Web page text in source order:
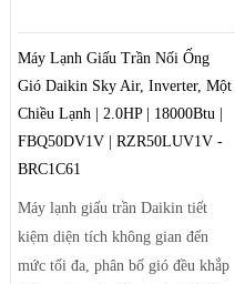
giúp điều tiết luồng gió ra khỏi
máy theo luồng tối ưu và trải rộng
để khí mát có thể đến tận những
góc phòng xa nhất.
Máy Lạnh Giấu Trần Nối Ống
Gió Daikin Sky Air, Inverter, Một
Chiều Lạnh | 2.0HP | 18000Btu |
FBQ50DV1V | RZR50LUV1V -
BRC1C61
Máy lạnh giấu trần Daikin tiết
kiệm diện tích không gian đến
mức tối đa, phân bố gió đều khắp